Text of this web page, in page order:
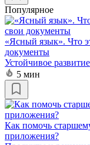
Популярное
«Ясный язык». Что
документы
Устойчивое развитие
5 мин
Как помочь
приложения?